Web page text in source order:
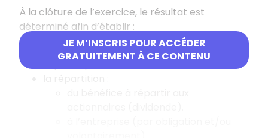
JE M’INSCRIS POUR ACCÉDER
GRATUITEMENT À CE CONTENU
À la clôture de l’exercice, le résultat est
déterminé afin d’établir :
le montant de l’impôt sur les sociétés.